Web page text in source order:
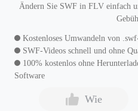
Ändern Sie SWF in FLV einfach
Kostenloses Umwandeln von
SWF-Videos schnell und ohne
100% kostenlos ohne
Software
Wie